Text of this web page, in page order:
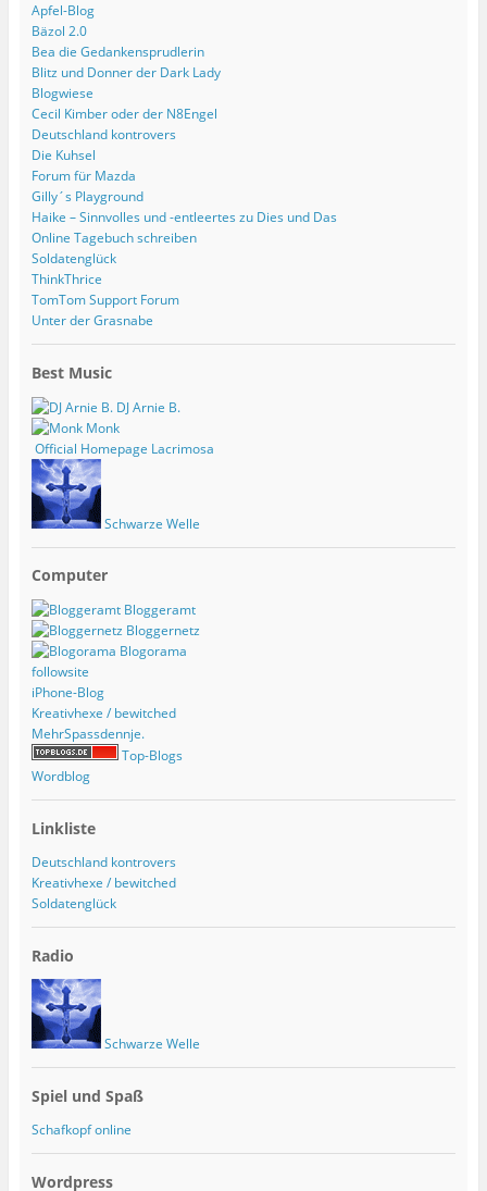
Apfel-Blog
Bäzol 2.0
Bea die Gedankensprudlerin
Blitz und Donner der Dark Lady
Blogwiese
Cecil Kimber oder der N8Engel
Deutschland kontrovers
Die Kuhsel
Forum für Mazda
Gilly´s Playground
Haike – Sinnvolles und -entleertes zu Dies und Das
Online Tagebuch schreiben
Soldatenglück
ThinkThrice
TomTom Support Forum
Unter der Grasnabe
Best Music
DJ Arnie B.
Monk
Official Homepage Lacrimosa
Schwarze Welle
Computer
Bloggeramt
Bloggernetz
Blogorama
followsite
iPhone-Blog
Kreativhexe / bewitched
MehrSpassdennje.
Top-Blogs
Wordblog
Linkliste
Deutschland kontrovers
Kreativhexe / bewitched
Soldatenglück
Radio
Schwarze Welle
Spiel und Spaß
Schafkopf online
Wordpress